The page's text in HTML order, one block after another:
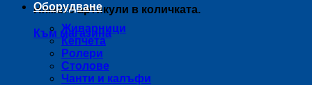
Нямате артикули в количката.
Към магазина
Оборудване
Живарници
Кепчета
Ролери
Столове
Чанти и калъфи